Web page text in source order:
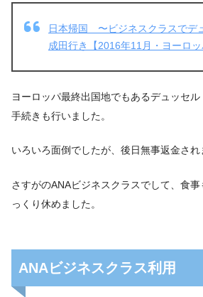
日本帰国 〜ビジネスクラスでデ
成田行き【2016年11月・ヨーロ
ヨーロッパ最終出国地でもあるデュッセ
手続きも行いました。
いろいろ面倒でしたが、後日無事返金され
さすがのANAビジネスクラスでして、食
っくり休めました。
ANAビジネスクラス利用